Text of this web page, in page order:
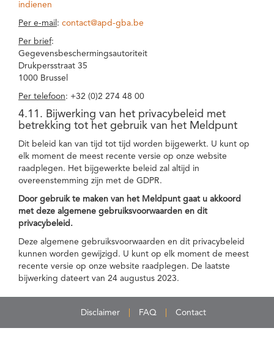
indienen
Per e-mail : contact@apd-gba.be
Per brief:
Gegevensbeschermingsautoriteit
Drukpersstraat 35
1000 Brussel
Per telefoon: +32 (0)2 274 48 00
4.11. Bijwerking van het privacybeleid met
betrekking tot het gebruik van het Meldpunt
Dit beleid kan van tijd tot tijd worden bijgewerkt. U kunt op
elk moment de meest recente versie op onze website
raadplegen. Het bijgewerkte beleid zal altijd in
overeenstemming zijn met de GDPR.
Door gebruik te maken van het Meldpunt gaat u akkoord
met deze algemene gebruiksvoorwaarden en dit
privacybeleid.
Deze algemene gebruiksvoorwaarden en dit privacybeleid
kunnen worden gewijzigd. U kunt op elk moment de meest
recente versie op onze website raadplegen. De laatste
bijwerking dateert van 24 augustus 2023.
Disclaimer FAQ Contact